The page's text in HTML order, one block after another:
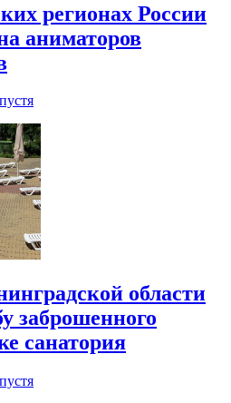
регионах России
аниматоров
области
заброшенного
санатория